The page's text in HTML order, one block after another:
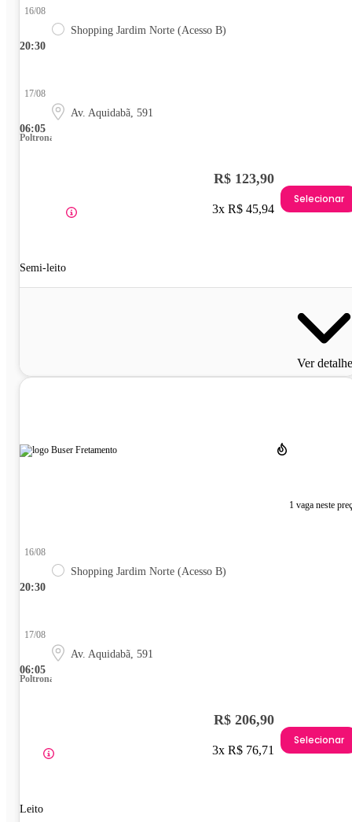
20:30
16/08
Shopping Jardim Norte (Acesso B)
06:05
17/08
Av. Aquidabã, 591
Poltrona
Semi-leito
R$ 123,90
3x R$ 45,94
Selecionar
Ver
1 vaga neste
20:30
16/08
Shopping Jardim Norte (Acesso B)
06:05
17/08
Av. Aquidabã, 591
Poltrona
Leito
R$ 206,90
3x R$ 76,71
Selecionar